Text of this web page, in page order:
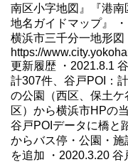
南区小字地図』『港
地名ガイドマップ』
横浜市三千分一地形
https://
更新履歴 ・2021.8.1
計307件、谷戸POI：
の公園（西区、保土
区）から横浜市HPの
谷戸POIデータに橋と
からバス停・公園・
を追加 ・2020.3.20